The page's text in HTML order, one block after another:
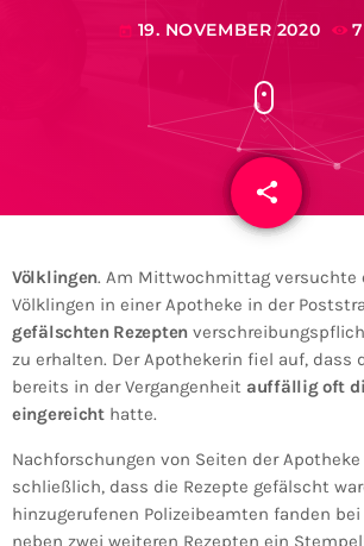
today 19. NOVEMBER 2020
share
email
Völklingen. Am Mittwochmittag versuchte
Völklingen in einer Apotheke in der
gefälschten Rezepten
zu erhalten. Der Apothekerin fiel auf, dass
bereits in der Vergangenheit auffällig oft
eingereichthatte.
Nachforschungen von Seiten der Apotheke
schließlich, dass die Rezepte gefälscht
hinzugerufenen Polizeibeamten fanden
neben zwei weiteren Rezepten ein